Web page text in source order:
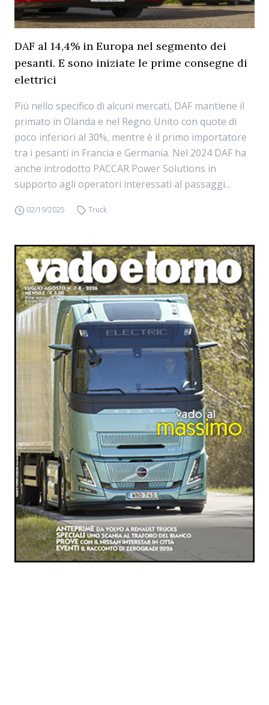
DAF al 14,4% in Europa nel segmento dei
pesanti. E sono iniziate le prime consegne di
elettrici
Più nello specifico di alcuni mercati, DAF mantiene il
primato in Olanda e nel Regno Unito con quote di
poco inferiori al 30%, mentre è il primo importatore
tra i pesanti in Francia e Germania. Nel 2024 DAF ha
anche introdotto PACCAR Power Solutions in
supporto agli operatori interessati al passaggi...
02/19/2025 Truck